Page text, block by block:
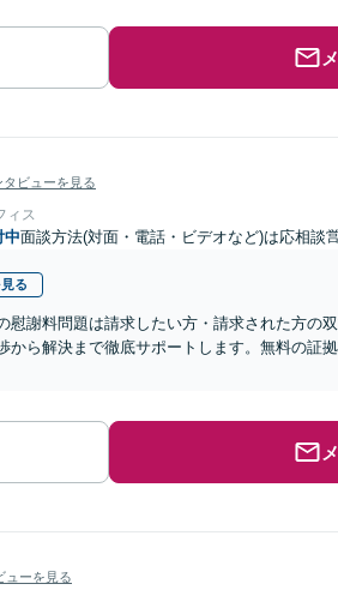
タビューを見る
ィス
中面談方法(対面・電話・ビデオなど)は応相談
る
慰謝料問題は請求したい方・請求された方の
から解決まで徹底サポートします。無料の証
ューを見る